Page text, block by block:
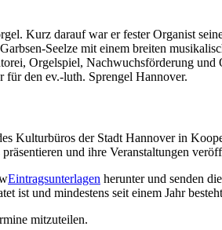
Kurz darauf war er fester Organist
Seelze mit einem breiten
Orgelspiel, Nachwuchsförderung
den ev.-luth. Sprengel Hannover.
Kulturbüros der Stadt Hannover in
und ihre Veranstaltungen
Eintragsunterlagen herunter und senden
ist und mindestens seit einem Jahr
mitzuteilen.